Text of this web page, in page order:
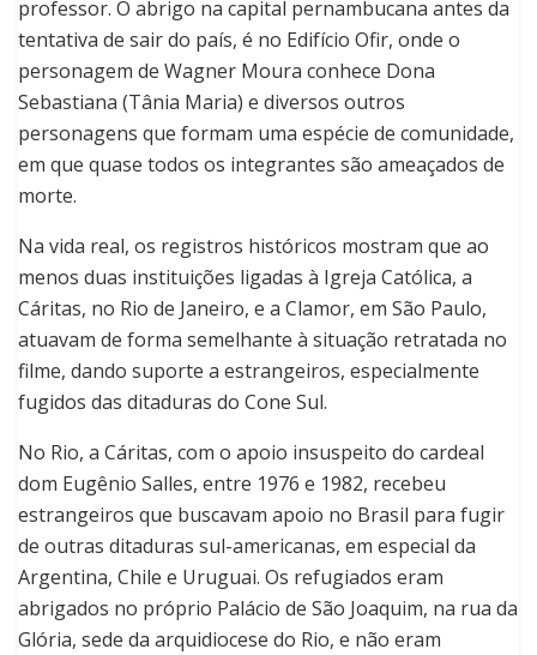
professor. O abrigo na capital pernambucana antes da
tentativa de sair do país, é no Edifício Ofir, onde o
personagem de Wagner Moura conhece Dona
Sebastiana (Tânia Maria) e diversos outros
personagens que formam uma espécie de comunidade,
em que quase todos os integrantes são ameaçados de
morte.
Na vida real, os registros históricos mostram que ao
menos duas instituições ligadas à Igreja Católica, a
Cáritas, no Rio de Janeiro, e a Clamor, em São Paulo,
atuavam de forma semelhante à situação retratada no
filme, dando suporte a estrangeiros, especialmente
fugidos das ditaduras do Cone Sul.
No Rio, a Cáritas, com o apoio insuspeito do cardeal
dom Eugênio Salles, entre 1976 e 1982, recebeu
estrangeiros que buscavam apoio no Brasil para fugir
de outras ditaduras sul-americanas, em especial da
Argentina, Chile e Uruguai. Os refugiados eram
abrigados no próprio Palácio de São Joaquim, na rua da
Glória, sede da arquidiocese do Rio, e não eram